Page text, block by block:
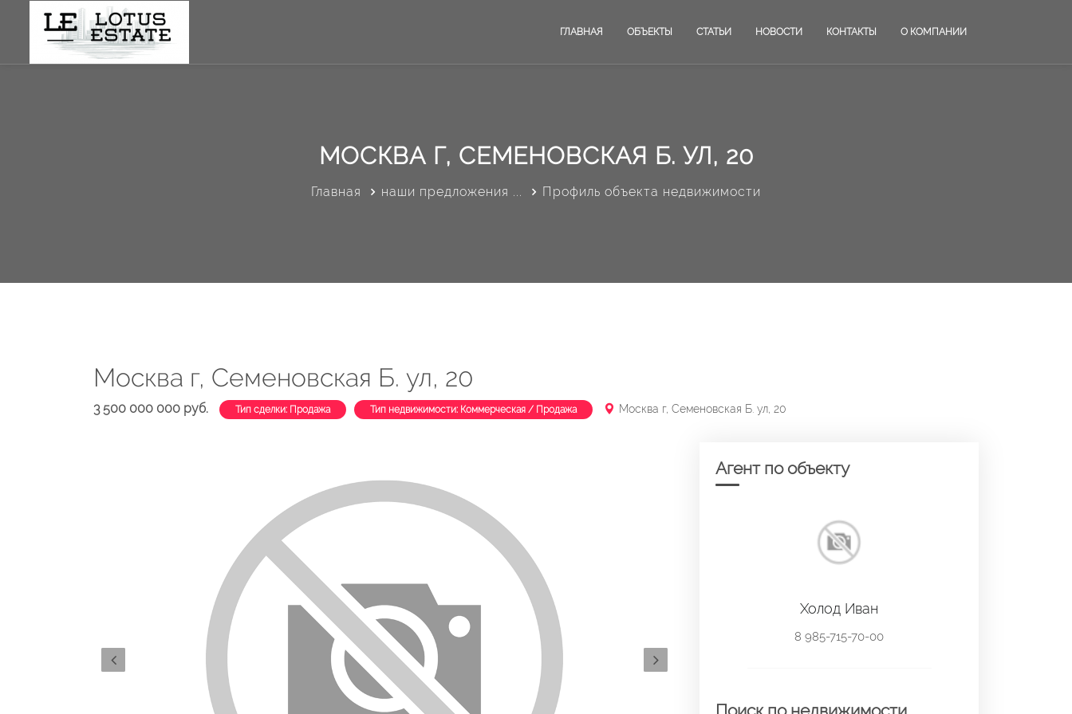
ГЛАВНАЯ ОБЪЕКТЫ СТАТЬИ НОВОСТИ КОНТАКТЫ О КОМПАНИИ
МОСКВА Г, СЕМЕНОВСКАЯ Б. УЛ, 20
Главная наши предложения ... Профиль объекта недвижимости
Москва г, Семеновская Б. ул, 20
3 500 000 000 руб. Тип сделки: Продажа Тип недвижимости: Коммерческая / Продажа Москва г, Семеновская Б. ул, 20
Агент по объекту
Холод Иван
8 985-715-70-00